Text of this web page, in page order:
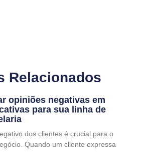
Relacionados
opiniões negativas em
para sua linha de
dos clientes é crucial para o
Quando um cliente expressa